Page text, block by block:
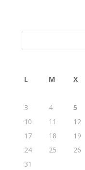
L M X
3
4 5
10
11 12
17
18 19
24
25 26
31